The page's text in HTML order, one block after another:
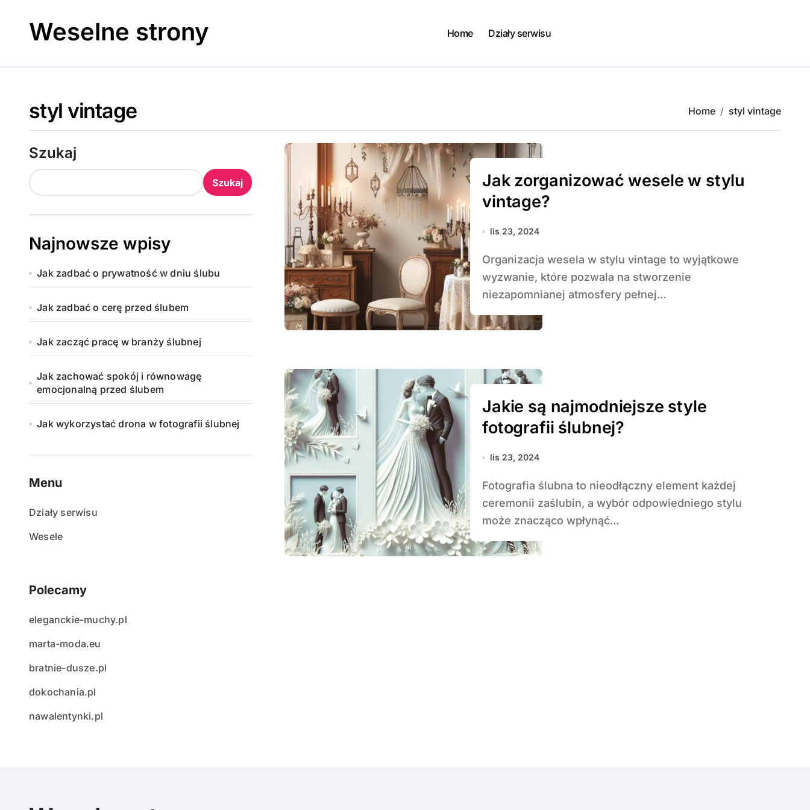
contentWeselne strony Home Działy serwisu
styl vintage Home styl vintage
Szukaj
Szukaj
Najnowsze wpisy
Jak zadbać o prywatność w dniu ślubu
Jak zadbać o cerę przed ślubem
Jak zacząć pracę w branży ślubnej
Jak zachować spokój i równowagę
emocjonalną przed ślubem
Jak wykorzystać drona w fotografii ślubnej
Menu
Działy serwisu
Wesele
Polecamy
eleganckie-muchy.pl
marta-moda.eu
bratnie-dusze.pl
dokochania.pl
nawalentynki.pl
Jak zorganizować wesele w stylu
vintage?
lis 23, 2024
Organizacja wesela w stylu vintage to wyjątkowe
wyzwanie, które pozwala na stworzenie
niezapomnianej atmosfery pełnej...
Jakie są najmodniejsze style
fotografii ślubnej?
lis 23, 2024
Fotografia ślubna to nieodłączny element każdej
ceremonii zaślubin, a wybór odpowiedniego stylu
może znacząco wpłynąć...